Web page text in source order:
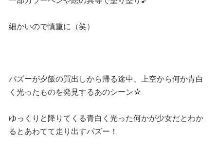
細かいので慎重に（笑）
パズーが夕飯の買出しから帰る途中、上空から何か青白
く光ったものを発見するあのシーン☆
ゆっくりと降りてくる青白く光った何かが少女だとわか
るとあわてて走り出すパズー！